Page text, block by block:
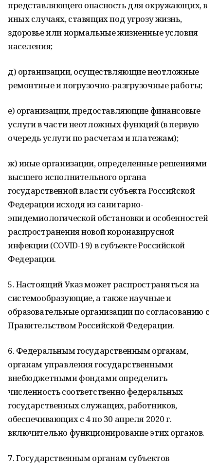
представляющего опасность для окружающих, в
иных случаях, ставящих под угрозу жизнь,
здоровье или нормальные жизненные условия
населения;
д) организации, осуществляющие неотложные
ремонтные и погрузочно-разгрузочные работы;
е) организации, предоставляющие финансовые
услуги в части неотложных функций (в первую
очередь услуги по расчетам и платежам);
ж) иные организации, определенные решениями
высшего исполнительного органа
государственной власти субъекта Российской
Федерации исходя из санитарно-
эпидемиологической обстановки и особенностей
распространения новой коронавирусной
инфекции (COVID-19) в субъекте Российской
Федерации.
5. Настоящий Указ может распространяться на
системообразующие, а также научные и
образовательные организации по согласованию с
Правительством Российской Федерации.
6. Федеральным государственным органам,
органам управления государственными
внебюджетными фондами определить
численность соответственно федеральных
государственных служащих, работников,
обеспечивающих с 4 по 30 апреля 2020 г.
включительно функционирование этих органов.
7. Государственным органам субъектов